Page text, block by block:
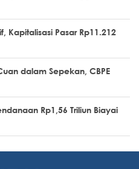
Kapitalisasi Pasar Rp11.212
dalam Sepekan, CBPE
Rp1,56 Triliun Biayai